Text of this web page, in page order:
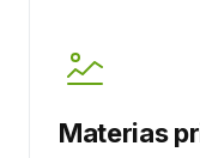
Materias